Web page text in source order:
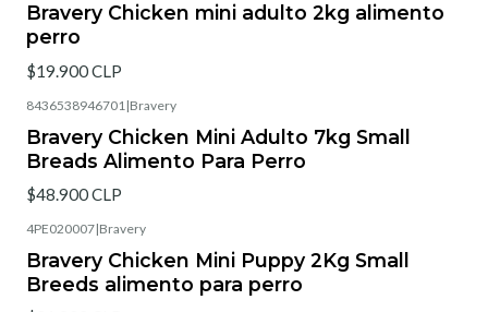
Bravery Chicken mini adulto 2kg alimento
perro
$19.900 CLP
8436538946701 |Bravery
Bravery Chicken Mini Adulto 7kg Small
Breads Alimento Para Perro
$48.900 CLP
4PE020007|Bravery
Bravery Chicken Mini Puppy 2Kg Small
Breeds alimento para perro